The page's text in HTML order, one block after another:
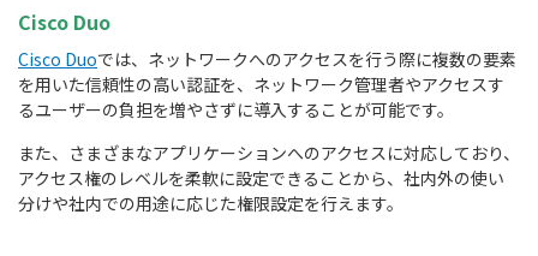
Cisco Duo
Cisco Duoでは、ネットワークへのアクセスを行う際に複数の要素
を用いた信頼性の高い認証を、ネットワーク管理者やアクセスす
るユーザーの負担を増やさずに導入することが可能です。
また、さまざまなアプリケーションへのアクセスに対応しており、
アクセス権のレベルを柔軟に設定できることから、社内外の使い
分けや社内での用途に応じた権限設定を行えます。